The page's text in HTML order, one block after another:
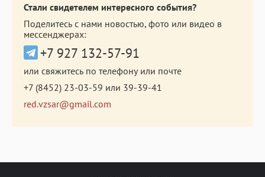
Стали свидетелем интересного события?
Поделитесь с нами новостью, фото или видео в
мессенджерах:
+7 927 132-57-91
или свяжитесь по телефону или почте
+7 (8452) 23-03-59 или 39-39-41
red.vzsar@gmail.com